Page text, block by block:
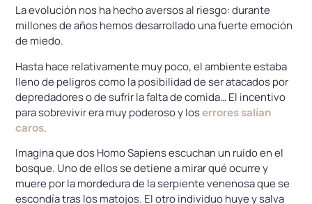
La evolución nos ha hecho aversos al riesgo: durante
millones de años hemos desarrollado una fuerte emoción
de miedo.
Hasta hace relativamente muy poco, el ambiente estaba
lleno de peligros como la posibilidad de ser atacados por
depredadores o de sufrir la falta de comida… El incentivo
para sobrevivir era muy poderoso y loserrores salían
caros.
Imagina que dos Homo Sapiens escuchan un ruido en el
bosque. Uno de ellos se detiene a mirar qué ocurre y
muere por la mordedura de la serpiente venenosa que se
escondía tras los matojos. El otro individuo huye y salva